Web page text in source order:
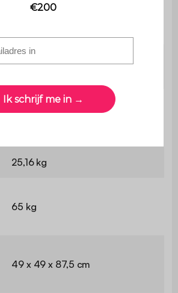
25,16 kg
65 kg
49 x 49 x 87,5 cm